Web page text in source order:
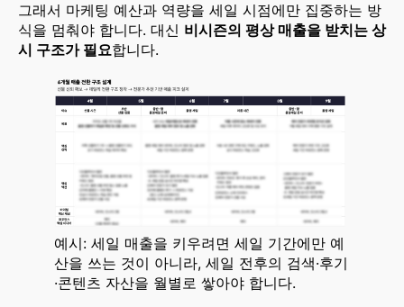
그래서 마케팅 예산과 역량을 세일 시점에만 집중하는 방
식을 멈춰야 합니다. 대신 비시즌의 평상 매출을 받치는 상
시 구조가 필요합니다.
예시: 세일 매출을 키우려면 세일 기간에만 예
산을 쓰는 것이 아니라, 세일 전후의 검색·후기
·콘텐츠 자산을 월별로 쌓아야 합니다.